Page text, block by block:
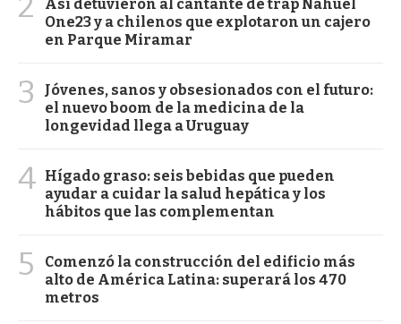
Así detuvieron al cantante de trap Nahuel
One23 y a chilenos que explotaron un cajero
en Parque Miramar
3
Jóvenes, sanos y obsesionados con el futuro:
el nuevo boom de la medicina de la
longevidad llega a Uruguay
4 Hígado graso: seis bebidas que pueden
ayudar a cuidar la salud hepática y los
hábitos que las complementan
5
Comenzó la construcción del edificio más
alto de América Latina: superará los 470
metros